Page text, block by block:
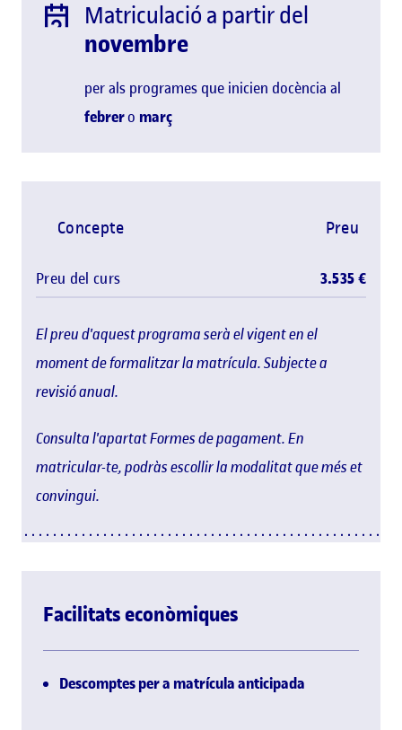
Matriculació a partir del
novembre
per als programes que inicien docència al
febrero març
El preu d'aquest programa serà el vigent en el
moment de formalitzar la matrícula. Subjecte a
revisió anual.
Consulta l'apartat Formes de pagament. En
matricular-te, podràs escollir la modalitat que més et
convingui.
Concepte Preu
Preu del curs 3.535 €
Facilitats econòmiques
Descomptes per a matrícula anticipada